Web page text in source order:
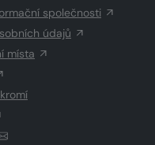
společnosti
údajů
místa